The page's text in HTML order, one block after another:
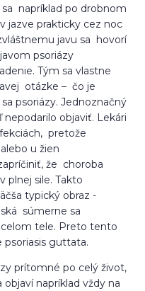
napríklad po drobnom
jazve prakticky cez noc
javu sa hovorí
psoriázy
Tým sa vlastne
otázke – čo je
psoriázy. Jednoznačný
objaviť. Lekári
pretože
u žien
že choroba
plnej sile. Takto
typický obraz -
súmerne sa
tele. Preto tento
guttata.
prítomné po celý život,
napríklad vždy na